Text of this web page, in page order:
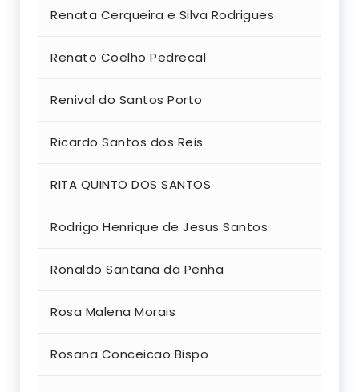
Renata Cerqueira e Silva Rodrigues
Renato Coelho Pedrecal
Renival do Santos Porto
Ricardo Santos dos Reis
RITA QUINTO DOS SANTOS
Rodrigo Henrique de Jesus Santos
Ronaldo Santana da Penha
Rosa Malena Morais
Rosana Conceicao Bispo